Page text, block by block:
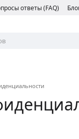
ответы (FAQ)